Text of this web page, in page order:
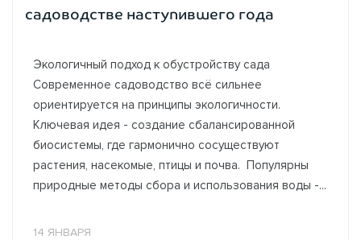
садоводстве наступившего года
Экологичный подход к обустройству сада
Современное садоводство всё сильнее
ориентируется на принципы экологичности.
Ключевая идея - создание сбалансированной
биосистемы, где гармонично сосуществуют
растения, насекомые, птицы и почва. Популярны
природные методы сбора и использования воды -...
14 ЯНВАРЯ